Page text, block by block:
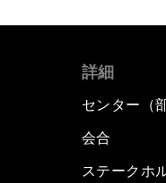
詳細
センター（
会合
ステークホ